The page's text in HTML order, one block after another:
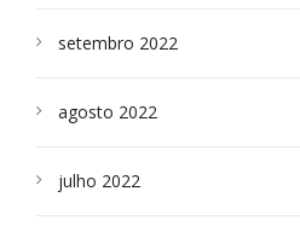
setembro 2022
agosto 2022
julho 2022